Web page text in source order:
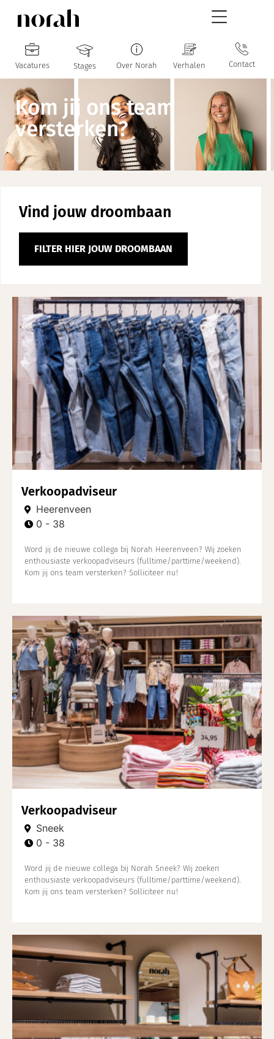
Vacatures Stages Over Norah Verhalen Contact
Kom jij ons team
versterken?
Vind jouw droombaan
FILTER HIER JOUW DROOMBAAN
Verkoopadviseur
Heerenveen
0 - 38
Word jij de nieuwe collega bij Norah Heerenveen? Wij zoeken
enthousiaste verkoopadviseurs (fulltime/parttime/weekend).
Kom jij ons team versterken? Solliciteer nu!
Verkoopadviseur
Sneek
0 - 38
Word jij de nieuwe collega bij Norah Sneek? Wij zoeken
enthousiaste verkoopadviseurs (fulltime/parttime/weekend).
Kom jij ons team versterken? Solliciteer nu!